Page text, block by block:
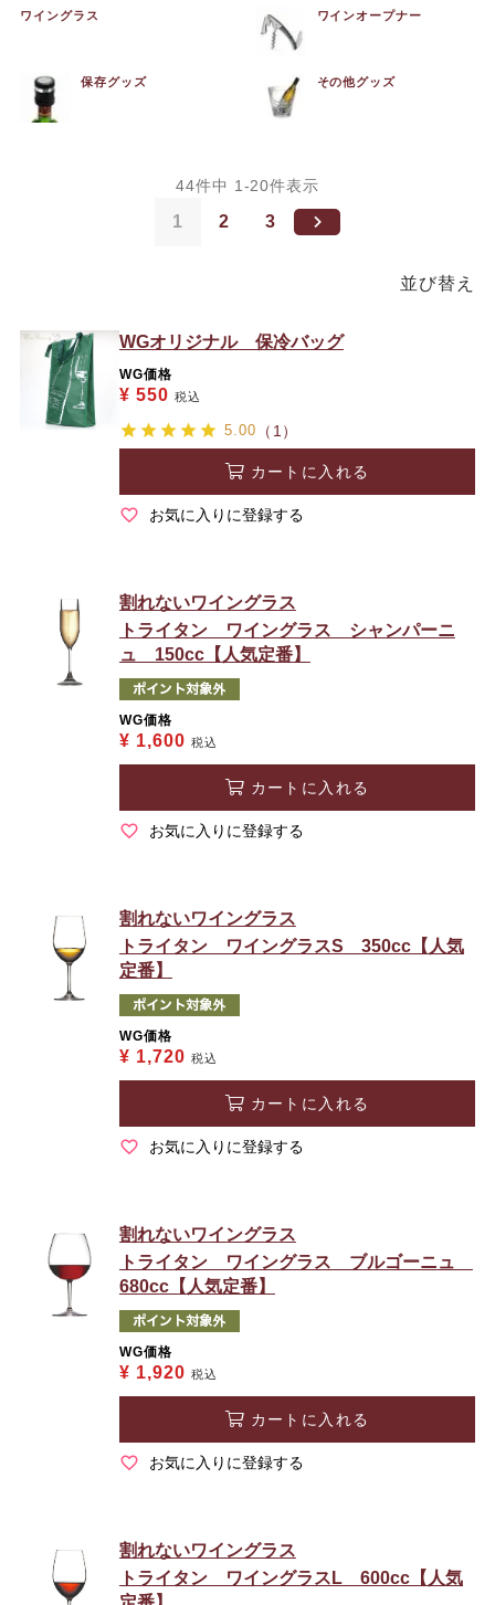
ワイングラス ワインオープナー
保存グッズ その他グッズ
並び替え
44件中 1 -20件表示
1 2 3
WGオリジナル 保冷バッグ
WG価格
¥ 550 税込
5.00 （1）
カートに入れる
お気に入りに登録する
割れないワイングラス
トライタン ワイングラス シャンパーニ
ュ 150cc【人気定番】
WG価格
¥ 1,600 税込
カートに入れる
お気に入りに登録する
割れないワイングラス
トライタン ワイングラスS 350cc【人気
定番】
WG価格
¥ 1,720 税込
カートに入れる
お気に入りに登録する
割れないワイングラス
トライタン ワイングラス ブルゴーニュ
680cc【人気定番】
WG価格
¥ 1,920 税込
カートに入れる
お気に入りに登録する
割れないワイングラス
トライタン ワイングラスL 600cc【人気